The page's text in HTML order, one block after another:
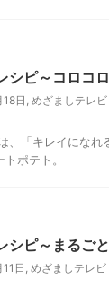
シピ～コロコ
日 , めざましテレ
、「キレイにな
ポテト。
シピ～まるご
日, めざましテレ